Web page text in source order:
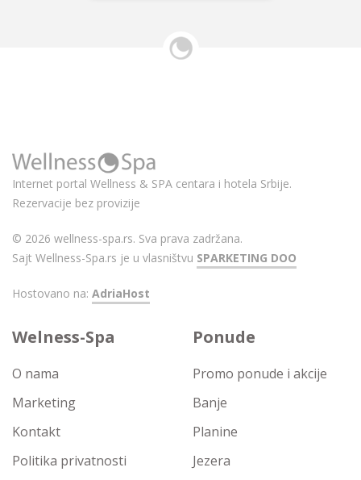
Internet portal Wellness & SPA centara i hotela Srbije.
Rezervacije bez provizije
© 2026 wellness-spa.rs. Sva prava zadržana.
Sajt Wellness-Spa.rs je u vlasništvu SPARKETING DOO
Hostovano na: AdriaHost
Welness-Spa
O nama
Marketing
Kontakt
Politika privatnosti
Ponude
Promo ponude i akcije
Banje
Planine
Jezera